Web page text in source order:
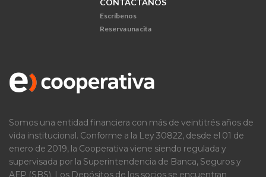
CONTÁCTANOS
Escríbenos
Reserva una cita
Somos una entidad financiera con más de veintitrés años de
vida institucional. Conforme a la Ley 30822, desde el 01 de
enero de 2019, la Cooperativa viene siendo regulada y
supervisada por la Superintendencia de Banca, Seguros y
AFP (SBS). Los Depósitos de los socios se encuentran